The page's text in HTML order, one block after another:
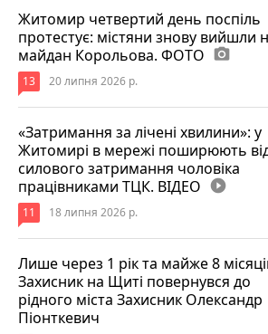
Житомир четвертий день поспіль
протестує: містяни знову вийшли
майдан Корольова. ФОТО photo_camera
13 20 липня 2026 р.
«Затримання за лічені хвилини»: у
Житомирі в мережі поширюють
силового затримання чоловіка
працівниками ТЦК. ВІДЕО play_circle_filled
11 18 липня 2026 р.
Лише через 1 рік та майже 8
Захисник на Щиті повернувся до
рідного міста Захисник Олександр
Піонткевич